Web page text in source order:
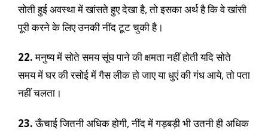
सोती हुई अवस्था में खांसते हुए देखा है, तो इसका अर्थ है कि वे खांसी
पूरी करने के लिए उनकी नींद टूट चुकी है।
22.मनुष्य में सोते समय सूंघ पाने की क्षमता नहीं होती यदि सोते
समय में घर की रसोई में गैस लीक हो जाए या धुएं की गंध आये, तो पता
नहीं चलता।
23.ऊँचाई जितनी अधिक होगी, नींद में गड़बड़ी भी उतनी ही अधिक